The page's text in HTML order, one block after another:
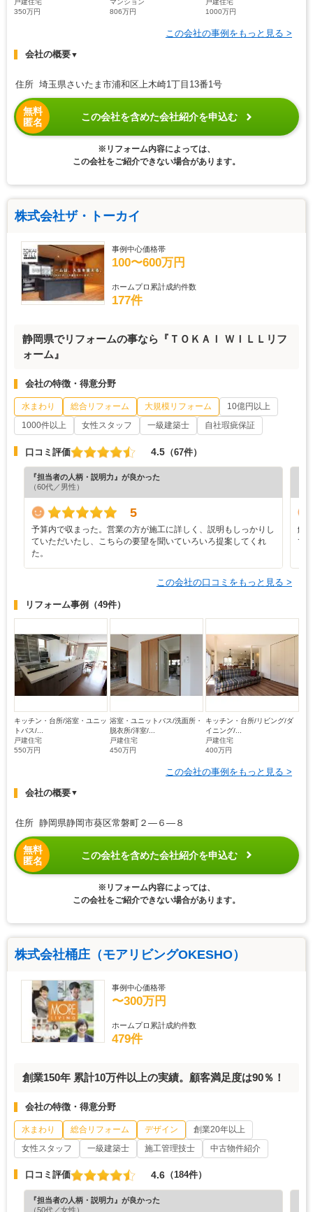
戸建住宅
350万円
マンション
806万円
戸建住宅
1000万円
この会社の事例をもっと見る >
会社の概要▼
住所 埼玉県さいたま市浦和区上木崎1丁目13番1号
無料
匿名
この会社を含めた会社紹介を申込む
※リフォーム内容によっては、
この会社をご紹介できない場合があります。
株式会社ザ・トーカイ
事例中心価格帯
100〜600万円
ホームプロ累計成約件数
177件
静岡県でリフォームの事なら『ＴＯＫＡＩ ＷＩＬＬリフ
ォーム』
会社の特徴・得意分野
水まわり 総合リフォーム 大規模リフォーム
10億円以上
1000件以上
女性スタッフ 一級建築士 自社瑕疵保証
口コミ評価 4.5 （67件）
『担当者の人柄・説明力』が良かった
（60代／男性）
5
予算内で収まった。営業の方が施工に詳しく、説明もしっかりし
ていただいたし、こちらの要望を聞いていろいろ提案してくれ
た。
解
て
この会社の口コミをもっと見る >
リフォーム事例 （49件）
キッチン・台所/浴室・ユニッ
トバス/...
戸建住宅
550万円
浴室・ユニットバス/洗面所・
脱衣所/洋室/...
戸建住宅
450万円
キッチン・台所/リビング/ダ
イニング/...
戸建住宅
400万円
この会社の事例をもっと見る >
会社の概要▼
住所 静岡県静岡市葵区常磐町２―６―８
無料
匿名
この会社を含めた会社紹介を申込む
※リフォーム内容によっては、
この会社をご紹介できない場合があります。
株式会社桶庄（モアリビングOKESHO）
事例中心価格帯
〜300万円
ホームプロ累計成約件数
479件
創業150年 累計10万件以上の実績。顧客満足度は90％！
会社の特徴・得意分野
水まわり 総合リフォーム デザイン
創業20年以上
女性スタッフ
一級建築士 施工管理技士 中古物件紹介
口コミ評価 4.6 （184件）
『担当者の人柄・説明力』が良かった
（50代／女性）